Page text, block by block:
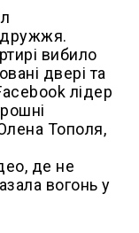
вибило
двері та
лідер
Тополя,
де не
вогонь у